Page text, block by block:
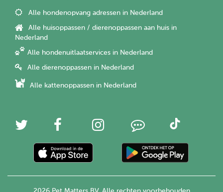
Alle hondenopvang adressen in Nederland
Alle huisoppassen / dierenoppassen aan huis in
Nederland
Alle hondenuitlaatservices in Nederland
Alle dierenoppassen in Nederland
Alle kattenoppassen in Nederland